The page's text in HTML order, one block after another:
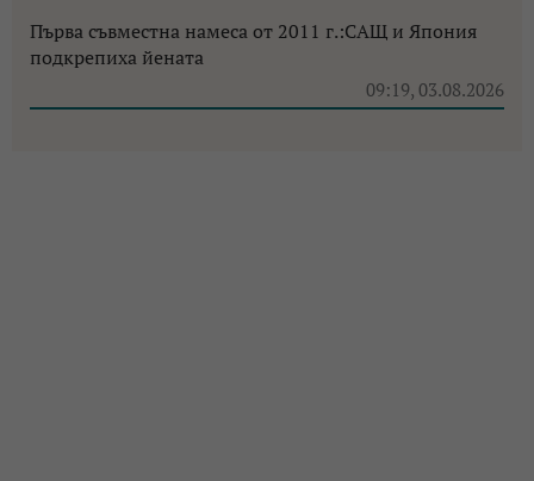
Първа съвместна намеса от 2011 г.:САЩ и Япония
подкрепиха йената
09:19, 03.08.2026